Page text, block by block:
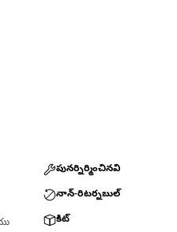
పునర్నిర్మించినవి
నాన్-రిటర్నబుల్
కిట్